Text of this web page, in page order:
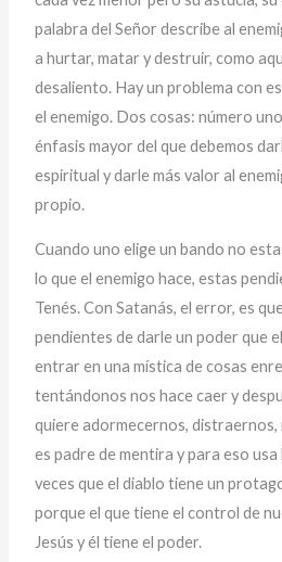
palabra del Señor describe al
a hurtar, matar y destruir, como
desaliento. Hay un problema con
el enemigo. Dos cosas: número
énfasis mayor del que debemos
espiritual y darle más valor al
propio.
Cuando uno elige un bando no
lo que el enemigo hace, estas
Tenés. Con Satanás, el error, es
pendientes de darle un poder que
entrar en una mística de cosas
tentándonos nos hace caer y
quiere adormecernos,
es padre de mentira y para eso
veces que el diablo tiene un
porque el que tiene el control de
Jesús y él tiene el poder.